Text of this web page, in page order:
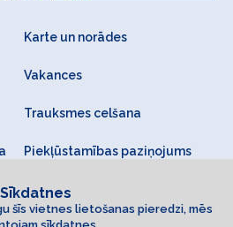
Karte un norādes
Vakances
Trauksmes celšana
Piekļūstamības paziņojums
Sīkdatnes
šīs vietnes lietošanas pieredzi, mēs